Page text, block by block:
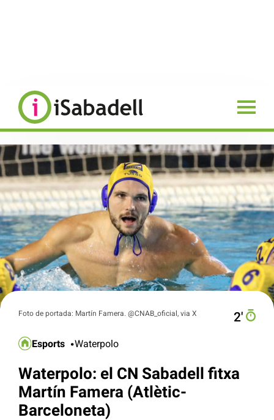
Foto de portada: Martín Famera. @CNAB_oficial, via X 2′
Esports Waterpolo
Waterpolo: el CN Sabadell fitxa
Martín Famera (Atlètic-
Barceloneta)